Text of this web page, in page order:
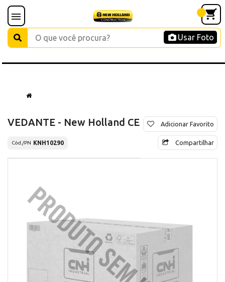
Usar Foto
VEDANTE - New Holland CE
Cód./PN KNH10290
Adicionar Favorito
Compartilhar